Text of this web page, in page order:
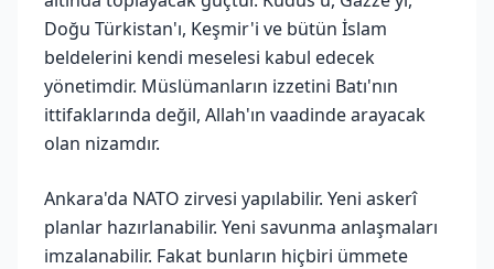
Doğu Türkistan'ı, Keşmir'i ve bütün İslam
beldelerini kendi meselesi kabul edecek
yönetimdir. Müslümanların izzetini Batı'nın
ittifaklarında değil, Allah'ın vaadinde arayacak
olan nizamdır.
Ankara'da NATO zirvesi yapılabilir. Yeni askerî
planlar hazırlanabilir. Yeni savunma anlaşmaları
imzalanabilir. Fakat bunların hiçbiri ümmete